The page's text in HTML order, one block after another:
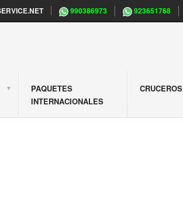
990386973 923651768
PAQUETES
INTERNACIONALES
CRUCEROS